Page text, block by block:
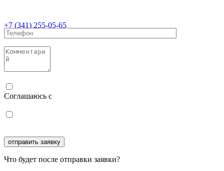
+7 (341) 255-05-65
Соглашаюсь с
Что будет после отправки заявки?